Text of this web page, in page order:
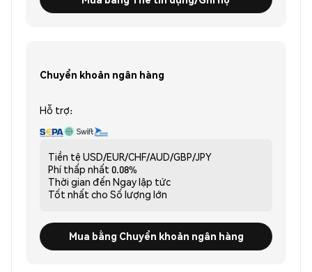
Chuyển khoản ngân hàng
Hỗ trợ:
Tiền tệ USD/EUR/CHF/AUD/GBP/JPY
Phí thấp nhất 0.08%
Thời gian đến Ngay lập tức
Tốt nhất cho Số lượng lớn
Mua bằng Chuyển khoản ngân hàng